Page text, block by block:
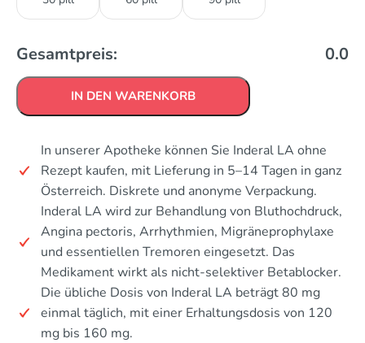
Gesamtpreis: 0.0
IN DEN WARENKORB
In unserer Apotheke können Sie Inderal LA ohne
Rezept kaufen, mit Lieferung in 5–14 Tagen in ganz
Österreich. Diskrete und anonyme Verpackung.
Inderal LA wird zur Behandlung von Bluthochdruck,
Angina pectoris, Arrhythmien, Migräneprophylaxe
und essentiellen Tremoren eingesetzt. Das
Medikament wirkt als nicht-selektiver Betablocker.
Die übliche Dosis von Inderal LA beträgt 80 mg
einmal täglich, mit einer Erhaltungsdosis von 120
mg bis 160 mg.